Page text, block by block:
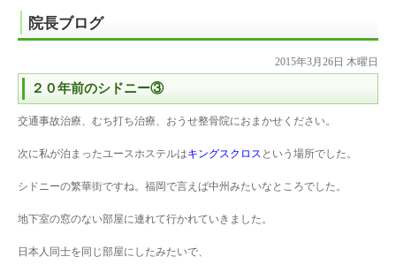
院長ブログ
2015年3月26日 木曜日
２０年前のシドニー③
交通事故治療、むち打ち治療、おうせ整骨院におまかせください。
次に私が泊まったユースホステルはキングスクロス という場所でした。
シドニーの繁華街ですね。福岡で言えば中州みたいなところでした。
地下室の窓のない部屋に連れて行かれていきました。
日本人同士を同じ部屋にしたみたいで、